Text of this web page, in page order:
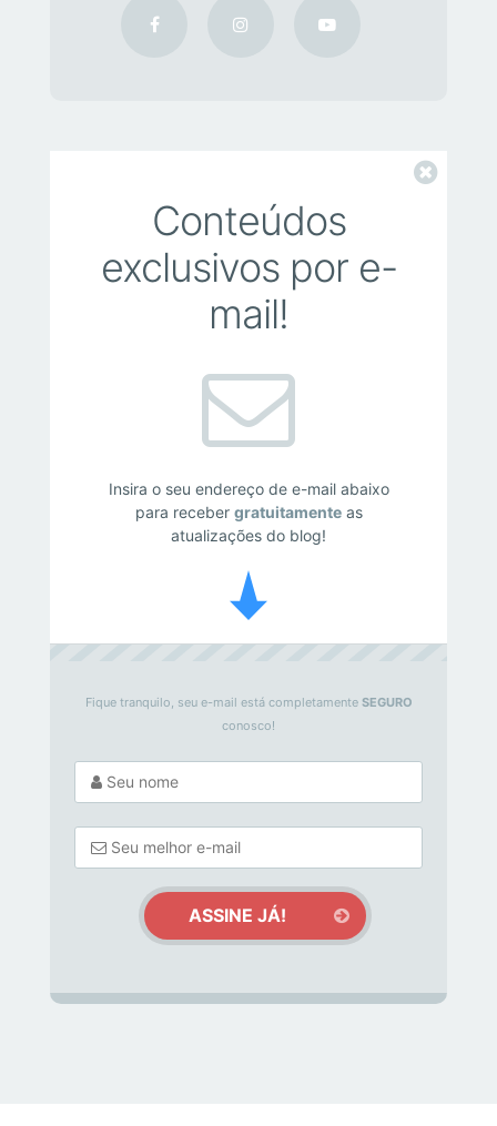
Conteúdos
exclusivos por e-
mail!
Insira o seu endereço de e-mail abaixo
para receber gratuitamenteas
atualizações do blog!
Fique tranquilo, seu e-mail está completamente SEGURO
conosco!